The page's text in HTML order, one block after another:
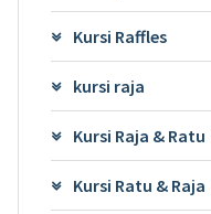
Kursi Raffles
kursi raja
Kursi Raja & Ratu
Kursi Ratu & Raja